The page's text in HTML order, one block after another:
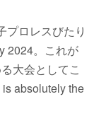
プロレスびたり
2024。これが
大会としてこ
absolutely the